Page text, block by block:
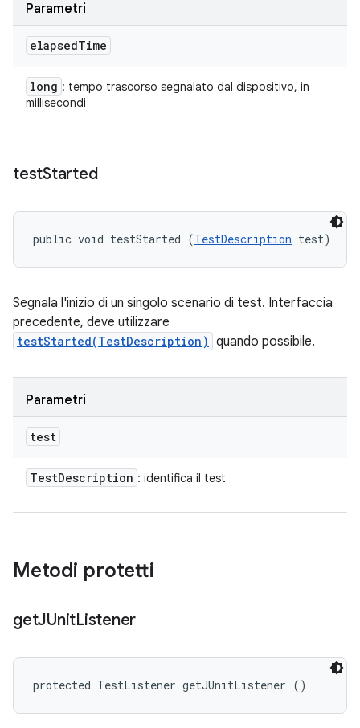
Parametri
elapsedTime
long : tempo trascorso segnalato dal dispositivo, in
millisecondi
testStarted
public void testStarted (TestDescription test)
Segnala l'inizio di un singolo scenario di test. Interfaccia
precedente, deve utilizzare
testStarted(TestDescription) quando possibile.
Parametri
test
TestDescription : identifica il test
Metodi protetti
getJUnitListener
protected TestListener getJUnitListener ()